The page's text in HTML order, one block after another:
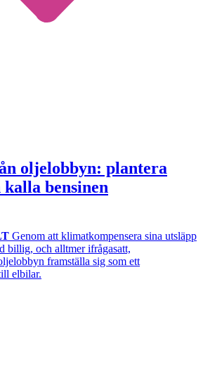
oljelobbyn: plantera
bensinen
Genom att klimatkompensera sina utsläpp
billig, och alltmer ifrågasatt,
framställa sig som ett
elbilar.